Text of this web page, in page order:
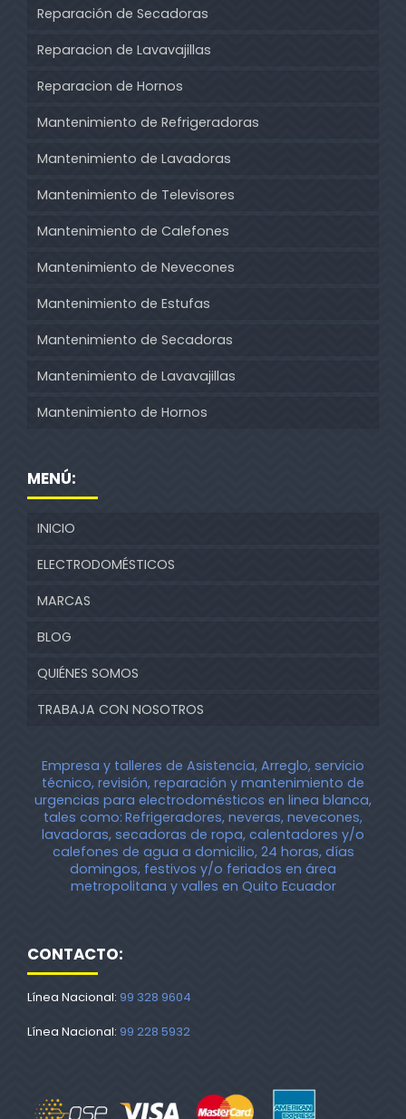
Reparación de Secadoras
Reparacion de Lavavajillas
Reparacion de Hornos
Mantenimiento de Refrigeradoras
Mantenimiento de Lavadoras
Mantenimiento de Televisores
Mantenimiento de Calefones
Mantenimiento de Nevecones
Mantenimiento de Estufas
Mantenimiento de Secadoras
Mantenimiento de Lavavajillas
Mantenimiento de Hornos
MENÚ:
INICIO
ELECTRODOMÉSTICOS
MARCAS
BLOG
QUIÉNES SOMOS
TRABAJA CON NOSOTROS
Empresa y talleres de Asistencia, Arreglo, servicio
técnico, revisión, reparación y mantenimiento de
urgencias para electrodomésticos en linea blanca,
tales como: Refrigeradores, neveras, nevecones,
lavadoras, secadoras de ropa, calentadores y/o
calefones de agua a domicilio, 24 horas, días
domingos, festivos y/o feriados en área
metropolitana y valles en Quito Ecuador
CONTACTO:
Línea Nacional: 99 328 9604
Línea Nacional: 99 228 5932